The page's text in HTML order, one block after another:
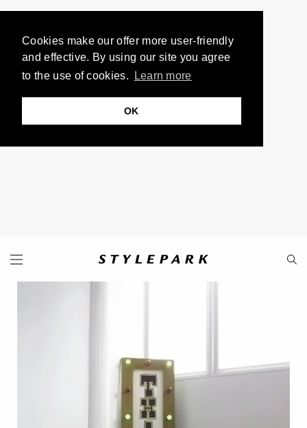
Cookies make our offer more user-friendly
and effective. By using our site you agree
to the use of cookies.
Learn more
OK